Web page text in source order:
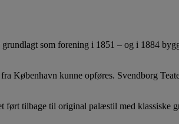
som forening i 1851 – og i 1884
København kunne opføres. Svendborg
tilbage til original palæstil med klassiske